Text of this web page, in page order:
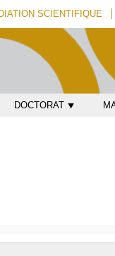
SCIENTIFIQUE
DOCTORAT ⯆